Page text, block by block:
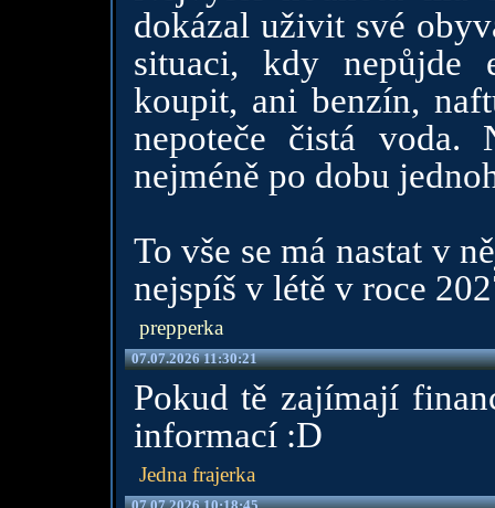
dokázal uživit své
situaci, kdy nepůjde
koupit, ani benzín,
nepoteče čistá voda.
nejméně po dobu
To vše se má nastat v
nejspíš v létě v roce
prepperka
07.07.2026 11:30:21
Pokud tě zajímají
informací :D
Jedna frajerka